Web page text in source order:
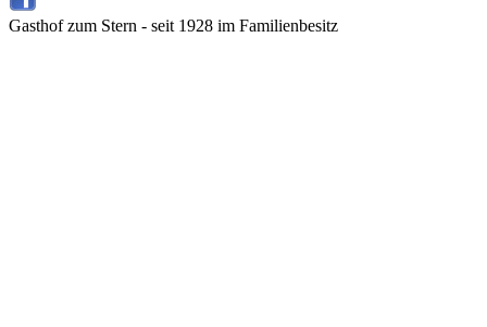
Gasthof zum Stern - seit 1928 im Familienbesitz